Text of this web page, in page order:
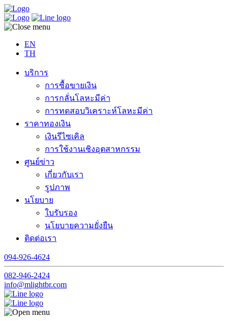
EN
TH
บริการ
การซื้อขายเงิน
การกลั่นโลหะมีค่า
การทดสอบวิเคราะห์โลหะมีค่า
ราคาทองเงิน
เงินรีไซเคิล
การใช้งานเชิงอุตสาหกรรม
ศูนย์ข่าว
เกี่ยวกับเรา
รูปภาพ
นโยบาย
ใบรับรอง
นโยบายความยั่งยืน
ติดต่อเรา
094-926-4624
082-946-2424
info@mlightbr.com